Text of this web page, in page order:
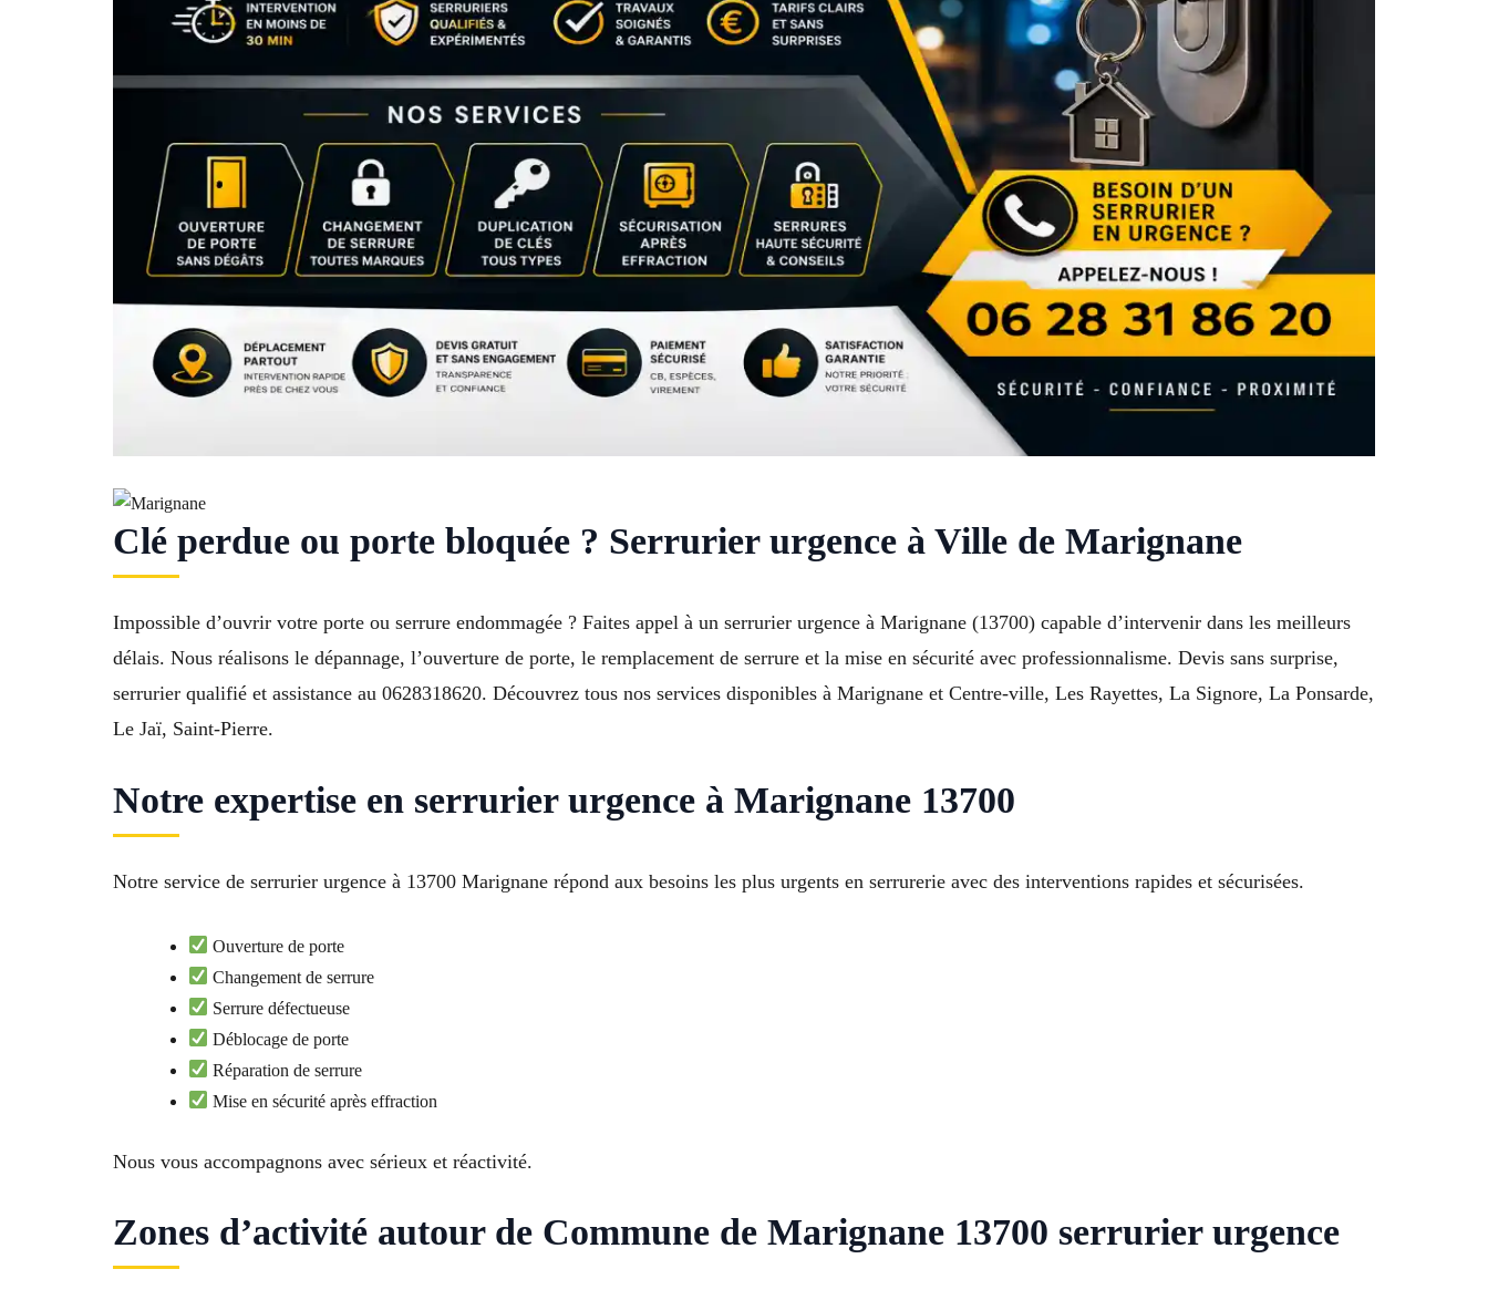
Clé perdue ou porte bloquée ? Serrurier urgence à Ville de Marignane
Impossible d’ouvrir votre porte ou serrure endommagée ? Faites appel à un serrurier urgence à Marignane (13700) capable d’intervenir dans les meilleurs
délais. Nous réalisons le dépannage, l’ouverture de porte, le remplacement de serrure et la mise en sécurité avec professionnalisme. Devis sans surprise,
serrurier qualifié et assistance au 0628318620. Découvrez tous nos services disponibles à Marignane et Centre-ville, Les Rayettes, La Signore, La Ponsarde,
Le Jaï, Saint-Pierre.
Notre expertise en serrurier urgence à Marignane 13700
Notre service de serrurier urgence à 13700 Marignane répond aux besoins les plus urgents en serrurerie avec des interventions rapides et sécurisées.
Ouverture de porte
Changement de serrure
Serrure défectueuse
Déblocage de porte
Réparation de serrure
Mise en sécurité après effraction
Nous vous accompagnons avec sérieux et réactivité.
Zones d’activité autour de Commune de Marignane 13700 serrurier urgence